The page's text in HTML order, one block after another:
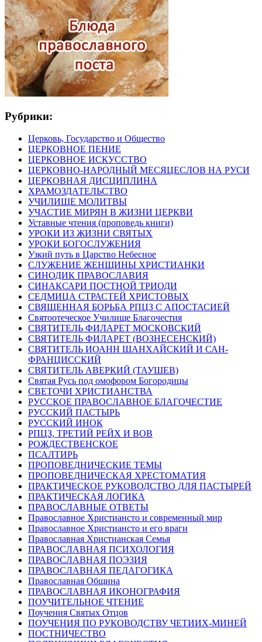
Рубрики:
Церковь, Государство и Общество
ЦЕРКОВНОЕ ПЕНИЕ
ЦЕРКОВНОЕ ИСКУССТВО
ЦЕРКОВНО-НАРОДНЫЙ МЕСЯЦЕСЛОВ НА РУСИ
ЦЕРКОВНАЯ ДИСЦИПЛИНА
ХРАМОЗДАТЕЛЬСТВО
УЧИЛИЩЕ МОЛИТВЫ
УЧАСТИЕ МИРЯН В ЖИЗНИ ЦЕРКВИ
Уставные чтения (проповедь книги)
УРОКИ ИЗ ЖИЗНИ СВЯТЫХ
УРОКИ БОГОСЛУЖЕНИЯ
Узкий путь в Царство Небесное
СЛУЖЕНИЕ ЖЕНЩИНЫ ХРИСТИАНКИ
СИНОДИК ПРАВОСЛАВИЯ
СИНАКСАРИ ПОСТНОЙ ТРИОДИ
СЕДМИЦА СТРАСТЕЙ ХРИСТОВЫХ
СВЯЩЕННАЯ БОРЬБА РПЦЗ С АПОСТАСИЕЙ
Святоотеческое Училище Благочестия
СВЯТИТЕЛЬ ФИЛАРЕТ МОСКОВСКИЙ
СВЯТИТЕЛЬ ФИЛАРЕТ (ВОЗНЕСЕНСКИЙ)
СВЯТИТЕЛЬ ИОАНН ШАНХАЙСКИЙ И САН-
ФРАНЦИССКИЙ
СВЯТИТЕЛЬ АВЕРКИЙ (ТАУШЕВ)
Святая Русь под омофором Богородицы
СВЕТОЧИ ХРИСТИАНСТВА
РУССКОЕ ПРАВОСЛАВНОЕ БЛАГОЧЕСТИЕ
РУССКИЙ ПАСТЫРЬ
РУССКИЙ ИНОК
РПЦЗ, ТРЕТИЙ РЕЙХ И ВОВ
РОЖДЕСТВЕНСКОЕ
ПСАЛТИРЬ
ПРОПОВЕДНИЧЕСКИЕ ТЕМЫ
ПРОПОВЕДНИЧЕСКАЯ ХРЕСТОМАТИЯ
ПРАКТИЧЕСКОЕ РУКОВОДСТВО ДЛЯ ПАСТЫРЕЙ
ПРАКТИЧЕСКАЯ ЛОГИКА
ПРАВОСЛАВНЫЕ ОТВЕТЫ
Православное Христиансто и современный мир
Православное Христиансто и его враги
Православная Христианская Семья
ПРАВОСЛАВНАЯ ПСИХОЛОГИЯ
ПРАВОСЛАВНАЯ ПОЭЗИЯ
ПРАВОСЛАВНАЯ ПЕДАГОГИКА
Православная Община
ПРАВОСЛАВНАЯ ИКОНОГРАФИЯ
ПОУЧИТЕЛЬНОЕ ЧТЕНИЕ
Поучения Святых Отцов
ПОУЧЕНИЯ ПО РУКОВОДСТВУ ЧЕТИИХ-МИНЕЙ
ПОСТНИЧЕСТВО